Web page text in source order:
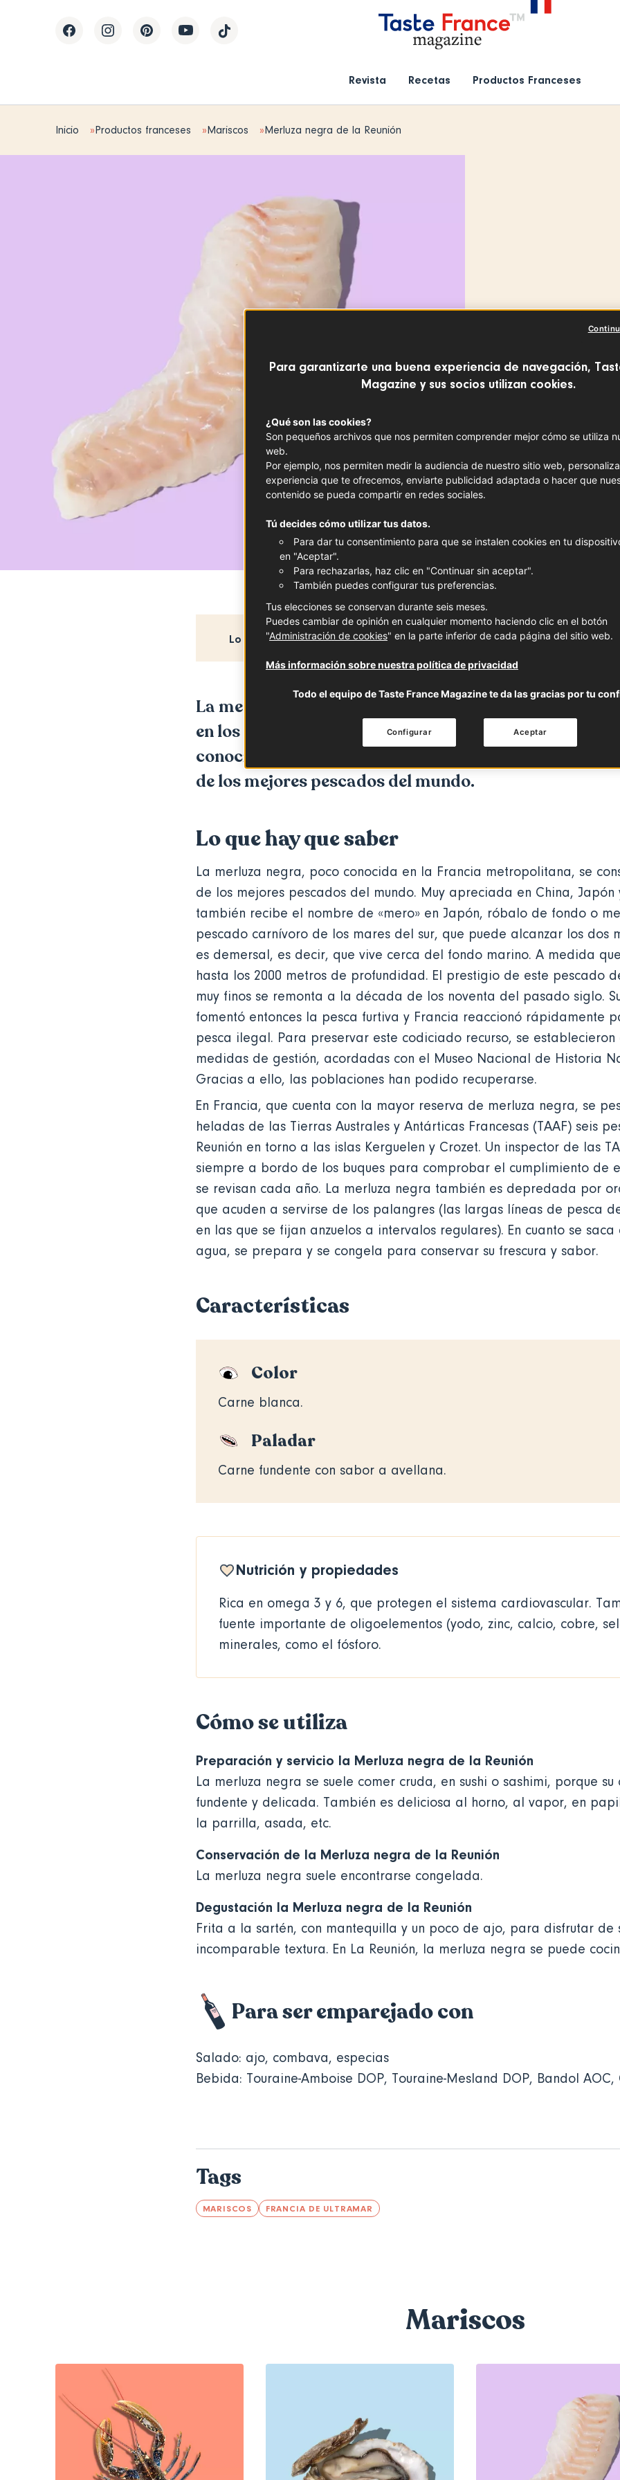
Revista Recetas Productos Franceses
Inicio Productos franceses Mariscos Merluza negra de la Reunión
MARISCOS
Lo que hay que saber Características
La merluza negra de la Reunión, un pescado carnívoro
en los alrededores de las islas Kerguelen y Crozet,
conocida en la Francia metropolitana. Sin embargo,
de los mejores pescados del mundo.
Lo que hay que saber
La merluza negra, poco conocida en la Francia metropolitana, se
de los mejores pescados del mundo. Muy apreciada en China, Japón
también recibe el nombre de «mero» en Japón, róbalo de fondo o
pescado carnívoro de los mares del sur, que puede alcanzar los dos
es demersal, es decir, que vive cerca del fondo marino. A medida
hasta los 2000 metros de profundidad. El prestigio de este pescado
muy finos se remonta a la década de los noventa del pasado siglo.
fomentó entonces la pesca furtiva y Francia reaccionó rápidamente
pesca ilegal. Para preservar este codiciado recurso, se establecieron
medidas de gestión, acordadas con el Museo Nacional de Historia
Gracias a ello, las poblaciones han podido recuperarse.
En Francia, que cuenta con la mayor reserva de merluza negra, se
heladas de las Tierras Australes y Antárticas Francesas (TAAF) seis
Reunión en torno a las islas Kerguelen y Crozet. Un inspector de las
siempre a bordo de los buques para comprobar el cumplimiento de
se revisan cada año. La merluza negra también es depredada por
que acuden a servirse de los palangres (las largas líneas de pesca
en las que se fijan anzuelos a intervalos regulares). En cuanto se saca
agua, se prepara y se congela para conservar su frescura y sabor.
Características
Color
Carne blanca.
Paladar
Carne fundente con sabor a avellana.
Nutrición y propiedades
Rica en omega 3 y 6, que protegen el sistema cardiovascular.
fuente importante de oligoelementos (yodo, zinc, calcio, cobre,
minerales, como el fósforo.
Cómo se utiliza
Preparación y servicio la Merluza negra de la Reunión
La merluza negra se suele comer cruda, en sushi o sashimi, porque
fundente y delicada. También es deliciosa al horno, al vapor, en
la parrilla, asada, etc.
Conservación de la Merluza negra de la Reunión
La merluza negra suele encontrarse congelada.
Degustación la Merluza negra de la Reunión
Frita a la sartén, con mantequilla y un poco de ajo, para disfrutar de
incomparable textura. En La Reunión, la merluza negra se puede
Para ser emparejado con
Salado: ajo, combava, especias
Bebida: Touraine-Amboise DOP, Touraine-Mesland DOP, Bandol AOC,
Tags
MARISCOS FRANCIA DE ULTRAMAR
Mariscos
Para garantizarte una buena experiencia de navegación,
Magazine y sus socios utilizan cookies.
¿Qué son las cookies?
Son pequeños archivos que nos permiten comprender mejor cómo se utiliza
web.
Por ejemplo, nos permiten medir la audiencia de nuestro sitio web,
experiencia que te ofrecemos, enviarte publicidad adaptada o hacer que
contenido se pueda compartir en redes sociales.
Tú decides cómo utilizar tus datos.
Para dar tu consentimiento para que se instalen cookies en tu
en "Aceptar".
Para rechazarlas, haz clic en "Continuar sin aceptar".
También puedes configurar tus preferencias.
Tus elecciones se conservan durante seis meses.
Puedes cambiar de opinión en cualquier momento haciendo clic en el botón
"Administración de cookies" en la parte inferior de cada página del sitio web.
Más información sobre nuestra política de privacidad
Todo el equipo de Taste France Magazine te da las gracias por tu
Aceptar
Configurar